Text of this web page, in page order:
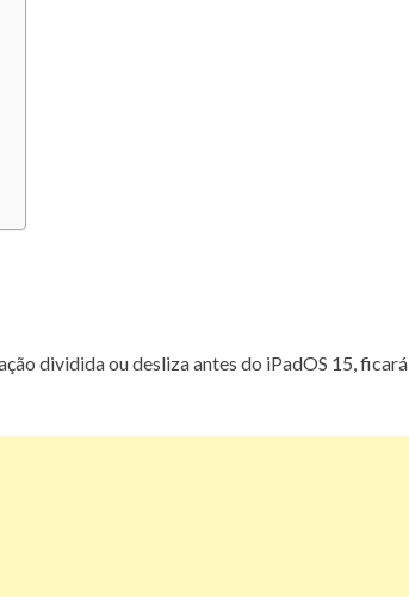
dividida ou deslizaantes do iPadOS 15, ficará